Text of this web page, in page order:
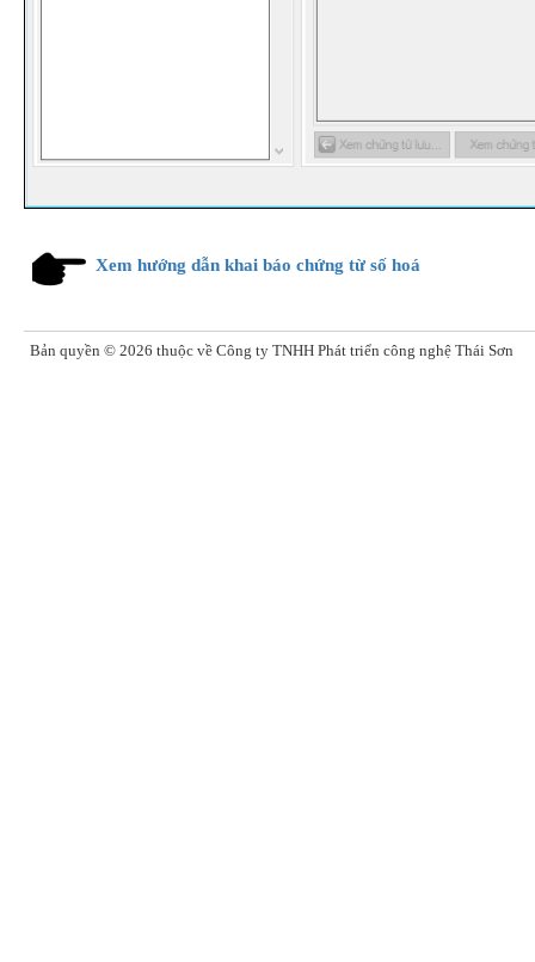
Xem hướng dẫn khai báo chứng từ số hoá
Bản quyền © 2026 thuộc về Công ty TNHH Phát triển công nghệ Thái Sơn